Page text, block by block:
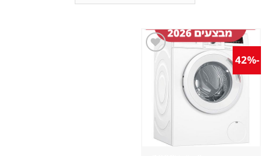
-42%